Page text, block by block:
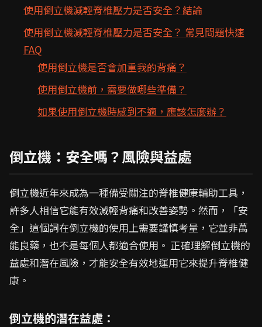
使用倒立機減輕脊椎壓力是否安全？結論
使用倒立機減輕脊椎壓力是否安全？ 常見問題快速
FAQ
使用倒立機是否會加重我的背痛？
使用倒立機前，需要做哪些準備？
如果使用倒立機時感到不適，應該怎麼辦？
倒立機：安全嗎？風險與益處
倒立機近年來成為一種備受關注的脊椎健康輔助工具，
許多人相信它能有效減輕背痛和改善姿勢。然而，「安
全」這個詞在倒立機的使用上需要謹慎考量，它並非萬
能良藥，也不是每個人都適合使用。 正確理解倒立機的
益處和潛在風險，才能安全有效地運用它來提升脊椎健
康。
倒立機的潛在益處：